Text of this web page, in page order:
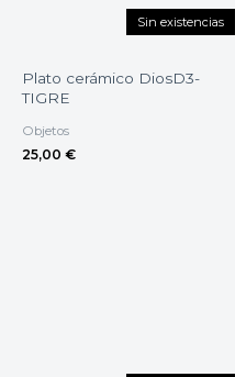
Sin existencias
Plato cerámico DiosD3-
TIGRE
Objetos
25,00 €